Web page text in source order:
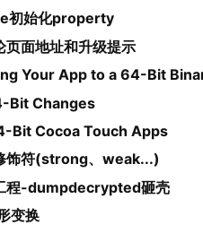
初始化property
面地址和升级提示
Your App to a 64-Bit
Bit Changes
Bit Cocoa Touch Apps
饰符(strong、weak...)
程-dumpdecrypted砸壳
变换